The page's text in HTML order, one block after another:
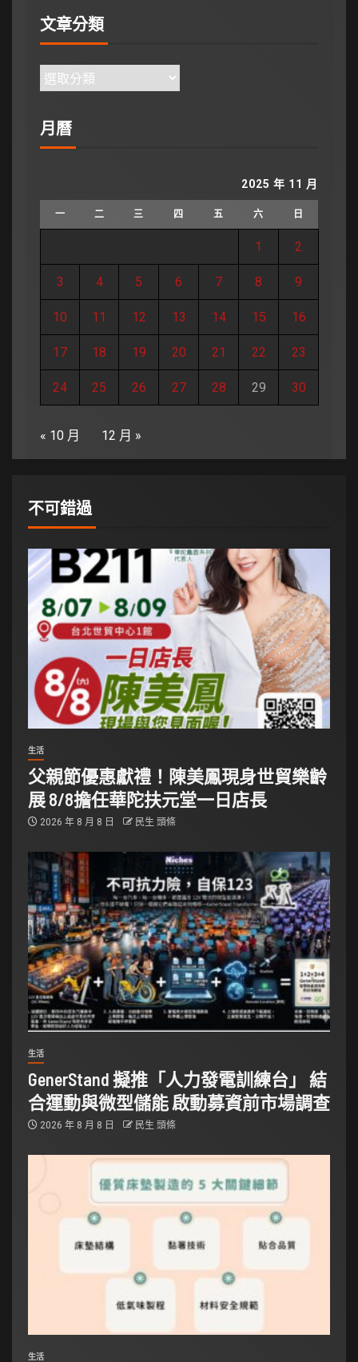
文章分類
月曆
2025 年 11 月
一 二 三 四 五 六 日
1 2
3 4 5 6 7 8 9
10 11 12 13 14 15 16
17 18 19 20 21 22 23
24 25 26 27 28 29 30
« 10 月 12 月 »
不可錯過
生活
父親節優惠獻禮！陳美鳳現身世貿樂齡
展 8/8擔任華陀扶元堂一日店長
2026 年 8 月 8 日 民生 頭條
生活
GenerStand 擬推「人力發電訓練台」 結
合運動與微型儲能 啟動募資前市場調查
2026 年 8 月 8 日 民生 頭條
生活